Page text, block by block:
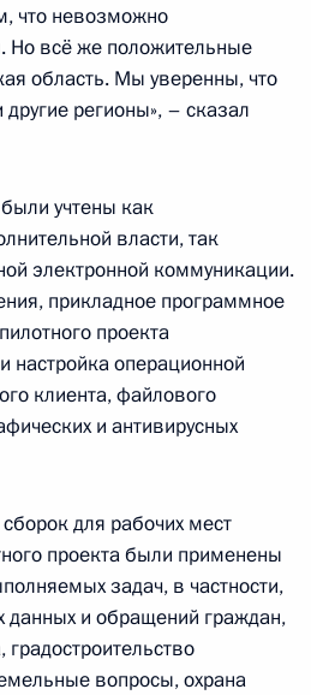
холдинга
что невозможно
Но всё же положительные
область. Мы уверенны, что
регионы», – сказал
учтены как
власти, так
электронной коммуникации.
прикладное программное
проекта
настройка операционной
клиента, файлового
и антивирусных
для рабочих мест
проекта были применены
задач, в частности,
данных и обращений граждан,
вопросы, охрана